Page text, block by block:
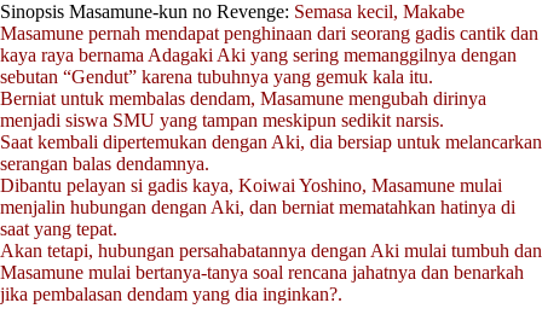
Sinopsis Masamune-kun no Revenge: Semasa kecil, Makabe
Masamune pernah mendapat penghinaan dari seorang gadis cantik dan
kaya raya bernama Adagaki Aki yang sering memanggilnya dengan
sebutan “Gendut” karena tubuhnya yang gemuk kala itu.
Berniat untuk membalas dendam, Masamune mengubah dirinya
menjadi siswa SMU yang tampan meskipun sedikit narsis.
Saat kembali dipertemukan dengan Aki, dia bersiap untuk melancarkan
serangan balas dendamnya.
Dibantu pelayan si gadis kaya, Koiwai Yoshino, Masamune mulai
menjalin hubungan dengan Aki, dan berniat mematahkan hatinya di
saat yang tepat.
Akan tetapi, hubungan persahabatannya dengan Aki mulai tumbuh dan
Masamune mulai bertanya-tanya soal rencana jahatnya dan benarkah
jika pembalasan dendam yang dia inginkan?.